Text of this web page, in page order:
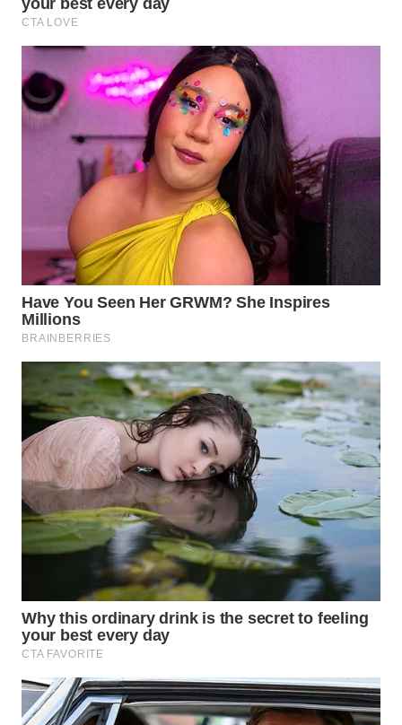
PRIANGAN
TIMUR
WN
SEMARANG
WN
BOROBUDUR
WN
MADURA
WN
SURABAYA
WN
NATUNA
WN
BINTAN
MANDALIKA
WN
WN